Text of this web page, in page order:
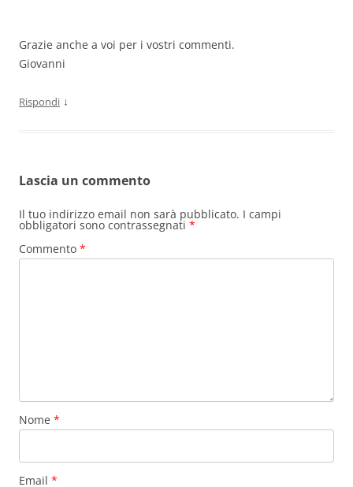
Grazie anche a voi per i vostri commenti.
Giovanni
Rispondi ↓
Lascia un commento
Il tuo indirizzo email non sarà pubblicato. I campi
obbligatori sono contrassegnati *
Commento *
Nome *
Email *